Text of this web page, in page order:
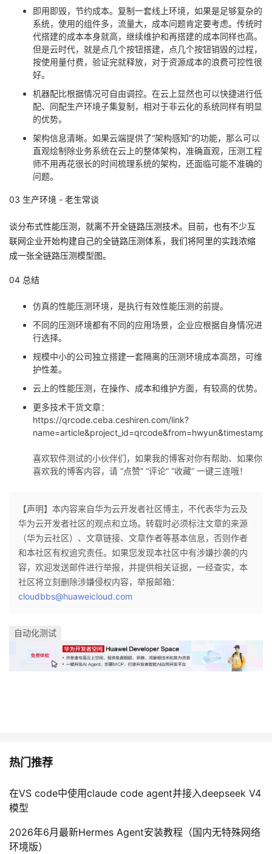
即用即毁，节约成本。复制一套线上环境，如果是足够复杂的
系统，使用的组件多，流量大，成本问题肯定要考虑。传统时
代搭建的成本本身就高，继续维护和再搭建的成本同样也高。
但是云时代，就是点几个按钮搭建，点几个按钮销毁的过程，
按使用量付费，验证完就释放，对于资源成本的浪费可控性很
好。
机器配比根据情况可自由调控。在云上显然也可以快捷进行低
配、同配生产环境子集复制，相对于非云化的系统同样有明显
的优势。
架构信息清晰。如果云端提供了“架构感知”的功能，那么可以
直观绘制除业务系统在云上的整体架构，准确直观，压测工程
师不用再花很长的时间梳理系统的架构，还面临可能不准确的
问题。
03 生产环境 - 老生常谈
谈分布式性能压测，就离不开全链路压测技术。目前，也有不少互
联网企业开始构建自己的全链路压测体系，我们将阿里的实践浓缩
成一张全链路压测模型图。
04 总结
仿真的性能压测环境，是执行有效性能压测的前提。
不同的压测环境都有不同的应用场景，企业应根据自身情况进
行选择。
规模中小的公司独立搭建一套隔离的压测环境成本高昂，可维
护性差。
云上的性能压测，在操作、成本和维护方面，有较高的优势。
更多技术干货文章：
https://qrcode.ceba.ceshiren.com/link?
喜欢软件测试的小伙伴们，如果我的博客对你有帮助、如果你
喜欢我的博客内容，请 “点赞” “评论” “收藏” 一键三连哦！
【声明】本内容来自华为云开发者社区博主，不代表华为云及
华为云开发者社区的观点和立场。转载时必须标注文章的来源
（华为云社区）、文章链接、文章作者等基本信息，否则作者
和本社区有权追究责任。如果您发现本社区中有涉嫌抄袭的内
容，欢迎发送邮件进行举报，并提供相关证据，一经查实，本
社区将立刻删除涉嫌侵权内容，举报邮箱：
cloudbbs@huaweicloud.com
自动化测试
热门推荐
在VS code中使用claude code agent并接入deepseek V4
模型
2026年6月最新Hermes Agent安装教程（国内无特殊网络
环境版）